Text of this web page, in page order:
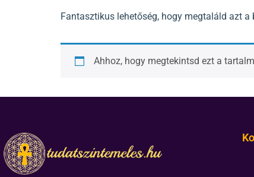
Fantasztikus lehetőség, hogy megtaláld azt a
Ahhoz, hogy megtekintsd ezt a